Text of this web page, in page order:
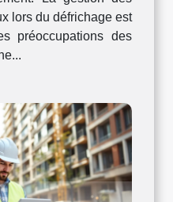
lors du défrichage est
préoccupations des